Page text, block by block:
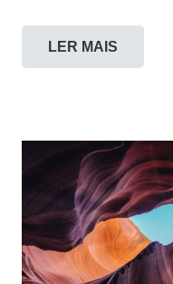
LER MAIS